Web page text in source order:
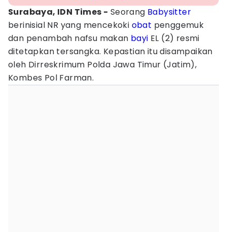
Surabaya, IDN Times - Seorang Babysitter
berinisial NR yang mencekoki obat penggemuk
dan penambah nafsu makan bayi EL (2) resmi
ditetapkan tersangka. Kepastian itu disampaikan
oleh Dirreskrimum Polda Jawa Timur (Jatim),
Kombes Pol Farman.